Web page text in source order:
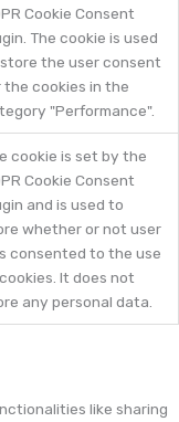
Cookie Consent
The cookie is used
the user consent
the cookies in the
"Performance".
cookie is set by the
Cookie Consent
and is used to
whether or not user
consented to the use
It does not
any personal data.
like sharing